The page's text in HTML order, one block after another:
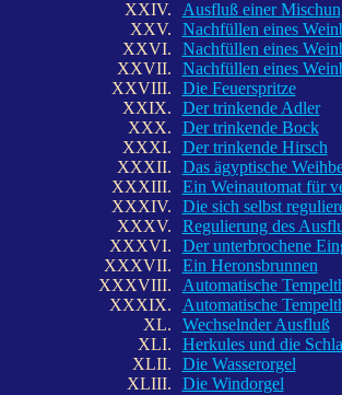
XXIV.
Ausfluß einer
XXV.
Nachfüllen eines
XXVI.
Nachfüllen eines
XXVII.
Nachfüllen eines
XXVIII.
Die Feuerspritze
XXIX.
Der trinkende Adler
XXX.
Der trinkende Bock
XXXI.
Der trinkende Hirsch
XXXII.
Das ägyptische
XXXIII.
Ein Weinautomat für
XXXIV.
Die sich selbst
XXXV.
Regulierung des
XXXVI.
Der unterbrochene
XXXVII.
Ein Heronsbrunnen
XXXVIII.
Automatische
XXXIX.
Automatische
XL.
Wechselnder Ausfluß
XLI.
Herkules und die
XLII.
Die Wasserorgel
XLIII.
Die Windorgel